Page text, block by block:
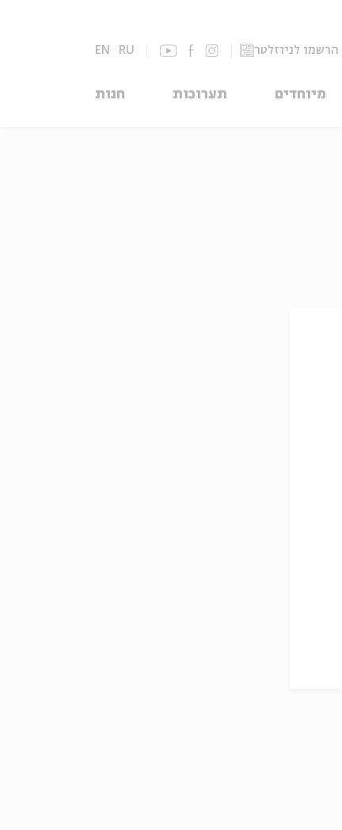
הרשמו לניוזלטר EN RU
מיוחדים תערוכות חנות